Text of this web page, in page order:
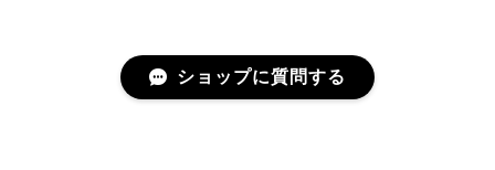
2025/10/03
ショップに質問する